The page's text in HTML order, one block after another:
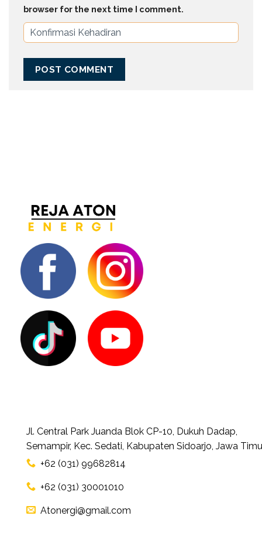
browser for the next time I comment.
Jl. Central Park Juanda Blok CP-10, Dukuh Dadap,
Semampir, Kec. Sedati, Kabupaten Sidoarjo, Jawa
+62 (031) 99682814
+62 (031) 30001010
Atonergi@gmail.com